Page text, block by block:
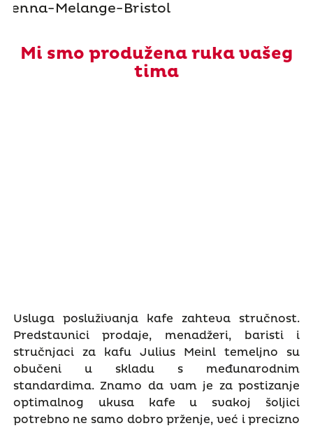
Mi smo produžena ruka vašeg
tima
Usluga posluživanja kafe zahteva stručnost.
Predstavnici prodaje, menadžeri, baristi i
stručnjaci za kafu Julius Meinl temeljno su
obučeni u skladu s međunarodnim
standardima. Znamo da vam je za postizanje
optimalnog ukusa kafe u svakoj šoljici
potrebno ne samo dobro prženje, već i precizno